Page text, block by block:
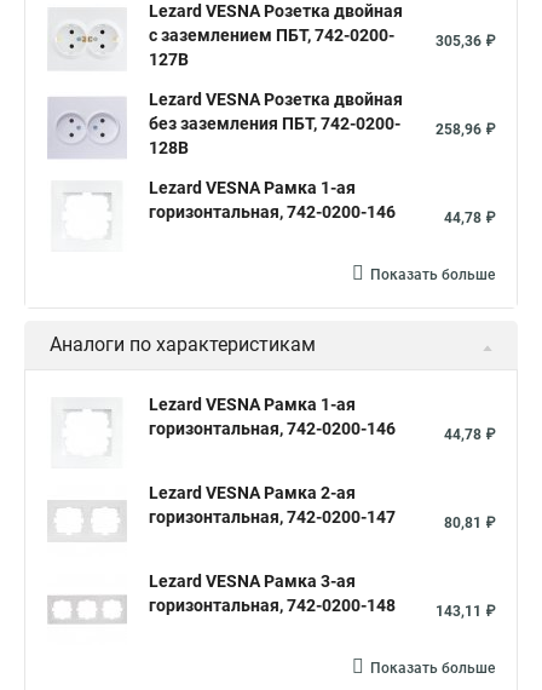
Lezard VESNA Розетка двойная
с заземлением ПБТ, 742-0200-
127B
305,36 ₽
Lezard VESNA Розетка двойная
без заземления ПБТ, 742-0200-
128B
258,96 ₽
Lezard VESNA Рамка 1-ая
горизонтальная, 742-0200-146
44,78 ₽
Показать больше
Аналоги по характеристикам
Lezard VESNA Рамка 1-ая
горизонтальная, 742-0200-146
44,78 ₽
Lezard VESNA Рамка 2-ая
горизонтальная, 742-0200-147
80,81 ₽
Lezard VESNA Рамка 3-ая
горизонтальная, 742-0200-148
143,11 ₽
Показать больше